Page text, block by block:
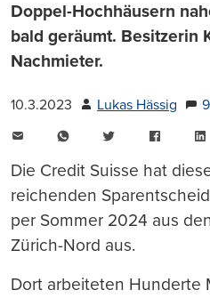
Doppel-Hochhäusern
bald geräumt. Besitzerin
Nachmieter.
10.3.2023 Lukas Hässig
WhatsAppTwitter
Die Credit Suisse hat
reichenden
per Sommer 2024 aus
Zürich-Nord aus.
Dort arbeiteten Hunderte